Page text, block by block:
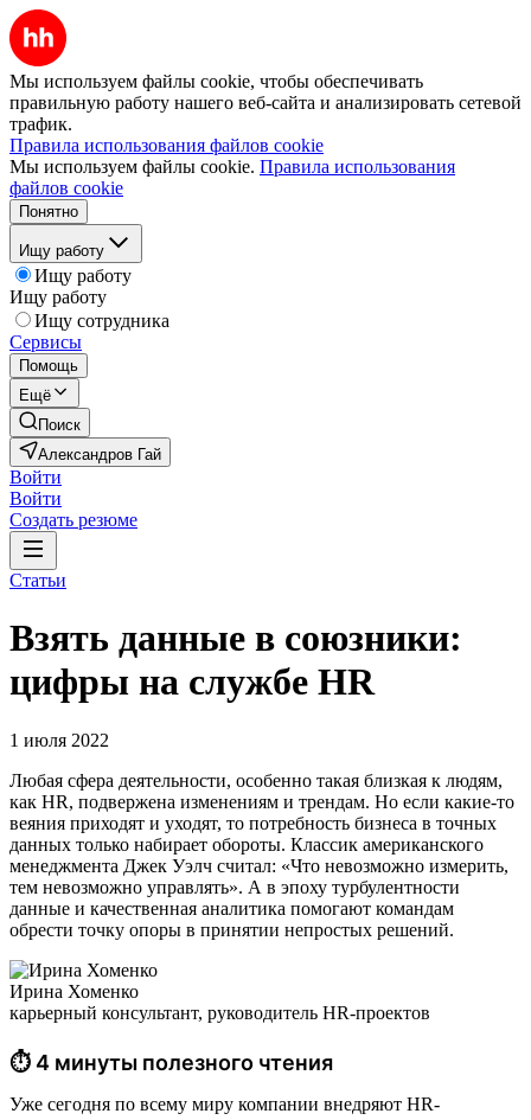
Мы используем файлы cookie, чтобы обеспечивать
правильную работу нашего веб-сайта и анализировать сетевой
трафик.
Правила использования файлов cookie
Мы используем файлы cookie. Правила использования
файлов cookie
Понятно
Ищу работу
Ищу работу
Ищу работу
Ищу сотрудника
Сервисы
Помощь
Ещё
Поиск
Александров Гай
Войти
Войти
Создать резюме
Статьи
Взять данные в союзники:
цифры на службе HR
1 июля 2022
Любая сфера деятельности, особенно такая близкая к людям,
как HR, подвержена изменениям и трендам. Но если какие-то
веяния приходят и уходят, то потребность бизнеса в точных
данных только набирает обороты. Классик американского
менеджмента Джек Уэлч считал: «Что невозможно измерить,
тем невозможно управлять». А в эпоху турбулентности
данные и качественная аналитика помогают командам
обрести точку опоры в принятии непростых решений.
Ирина Хоменко
карьерный консультант, руководитель HR-проектов
⏱ 4 минуты полезного чтения
Уже сегодня по всему миру компании внедряют HR-